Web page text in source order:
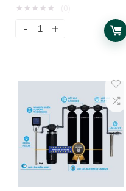
★ ★ ★ ★ ★